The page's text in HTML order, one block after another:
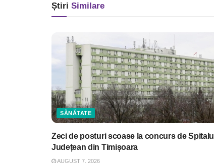
Știri Similare
SĂNĂTATE
Zeci de posturi scoase la concurs de Spitalul
Județean din Timișoara
AUGUST 7, 2026